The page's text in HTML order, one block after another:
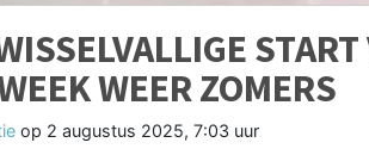
WEER ZOMERS
op 2 augustus 2025, 7:03 uur